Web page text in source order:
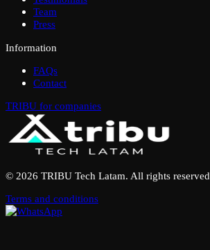
Team
Press
Information
FAQs
Contact
TRIBU for companies
© 2026 TRIBU Tech Latam. All rights reserved
Terms and conditions